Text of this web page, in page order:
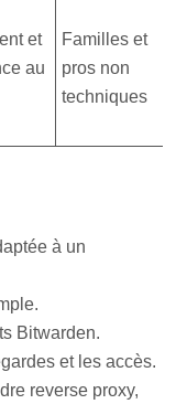
et
au
Familles et
pros non
techniques
à un
Bitwarden.
et les accès.
reverse proxy,